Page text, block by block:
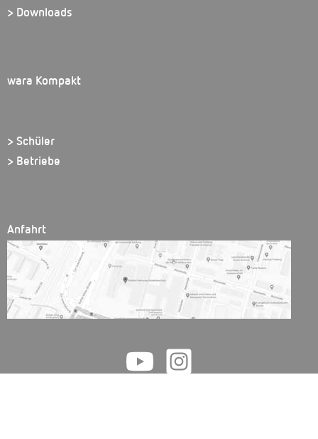
> Downloads
wara Kompakt
> Schüler
> Betriebe
Anfahrt